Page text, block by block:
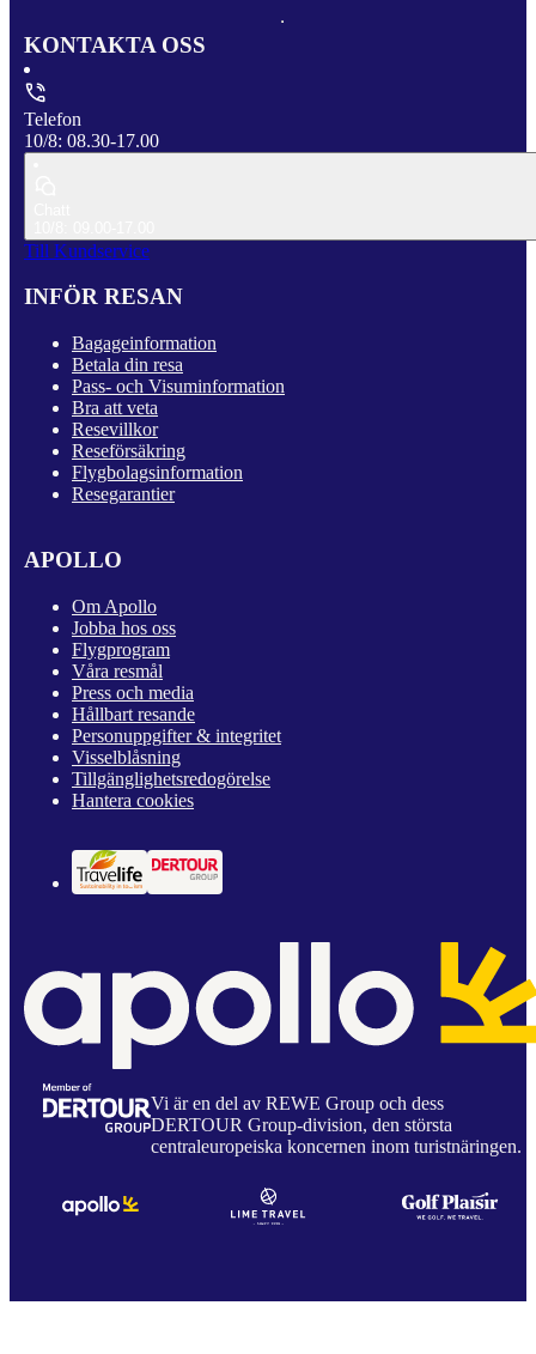
KONTAKTA OSS
Telefon
10/8: 08.30-17.00
Till Kundservice
INFÖR RESAN
Bagageinformation
Betala din resa
Pass- och Visuminformation
Bra att veta
Resevillkor
Reseförsäkring
Flygbolagsinformation
Resegarantier
APOLLO
Om Apollo
Jobba hos oss
Flygprogram
Våra resmål
Press och media
Hållbart resande
Personuppgifter & integritet
Visselblåsning
Tillgänglighetsredogörelse
Hantera cookies
Vi är en del av REWE Group och dess
DERTOUR Group-division, den största
centraleuropeiska koncernen inom turistnäringen.